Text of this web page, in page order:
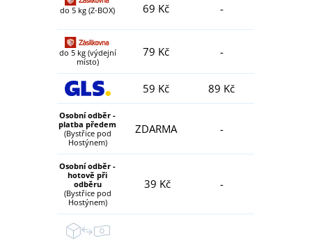
do 5 kg (Z-BOX) 69 Kč -
do 5 kg (výdejní
místo)
79 Kč -
59 Kč 89 Kč
Osobní odběr -
platba předem
(Bystřice pod
Hostýnem)
ZDARMA -
Osobní odběr -
hotově při
odběru
(Bystřice pod
Hostýnem)
39 Kč -